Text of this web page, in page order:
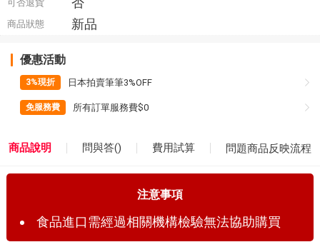
可否退貨
商品狀態 新品
優惠活動
3%現折 日本拍賣筆筆3%OFF
免服務費 所有訂單服務費$0
商品說明 問與答() 費用試算 問題商品反映流程
注意事項
食品進口需經過相關機構檢驗無法協助購買